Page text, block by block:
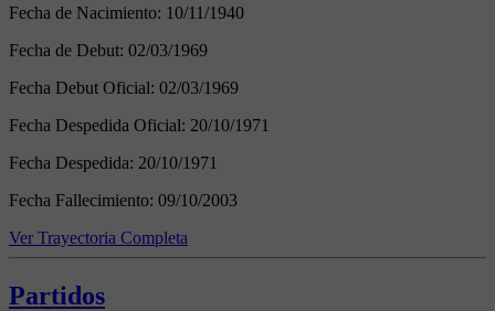
Fecha de Nacimiento: 10/11/1940
Fecha de Debut: 02/03/1969
Fecha Debut Oficial: 02/03/1969
Fecha Despedida Oficial: 20/10/1971
Fecha Despedida: 20/10/1971
Fecha Fallecimiento: 09/10/2003
Ver Trayectoria Completa
Partidos